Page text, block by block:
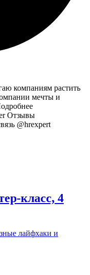
компаниям растить
мечты и
Отзывы
@hrexpert
класс, 4
лайфхаки и